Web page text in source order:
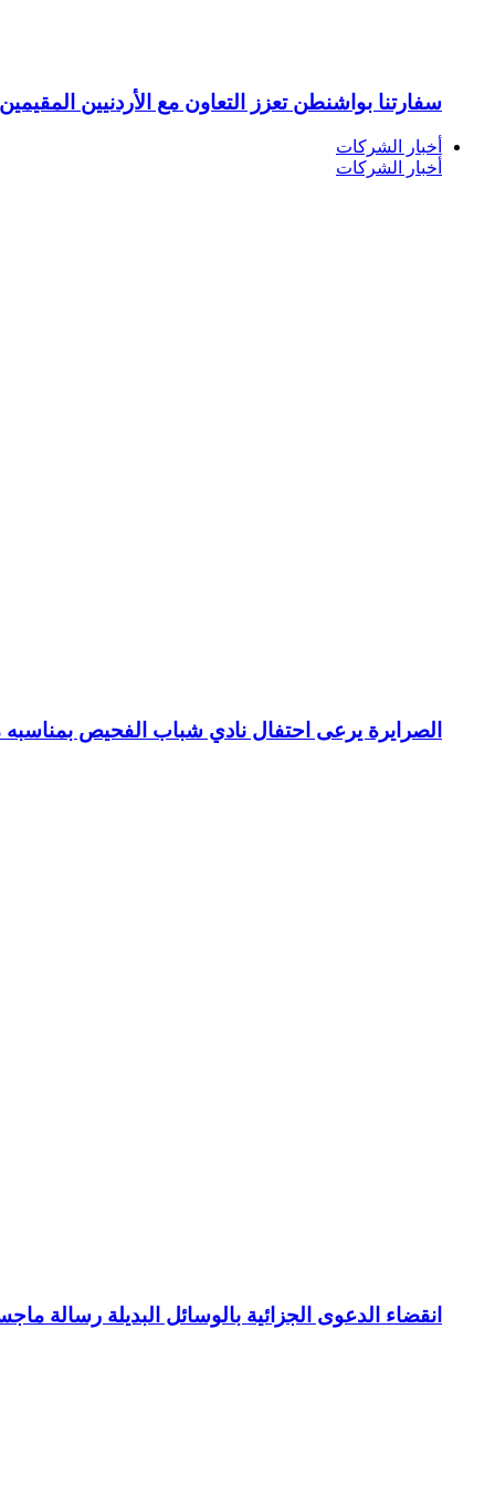
سفارتنا بواشنطن تعزز التعاون مع الأردنيين المقيمين
أخبار الشركات
أخبار الشركات
الصرايرة يرعى احتفال نادي شباب الفحيص
انقضاء الدعوى الجزائية بالوسائل البديلة رسالة